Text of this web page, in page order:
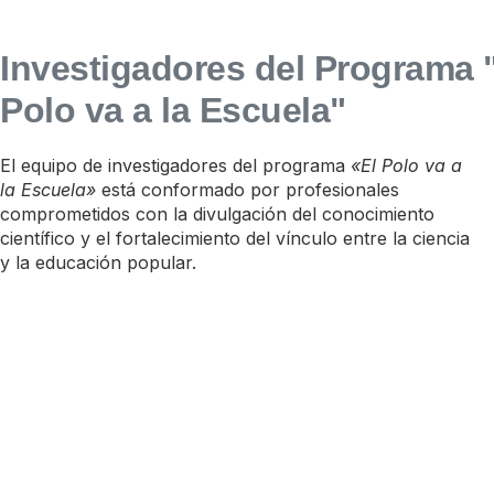
Investigadores del Programa
Polo va a la Escuela"
El equipo de investigadores del programa «El Polo va a
la Escuela» está conformado por profesionales
comprometidos con la divulgación del conocimiento
científico y el fortalecimiento del vínculo entre la ciencia
y la educación popular.